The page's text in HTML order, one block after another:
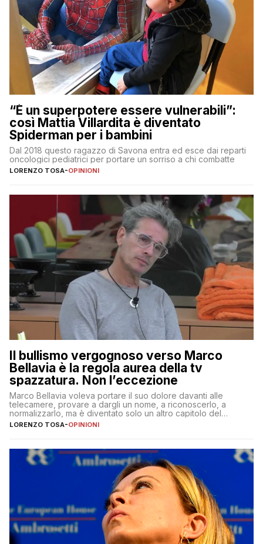
“È un superpotere essere vulnerabili”:
così Mattia Villardita è diventato
Spiderman per i bambini
Dal 2018 questo ragazzo di Savona entra ed esce dai reparti
oncologici pediatrici per portare un sorriso a chi combatte
LORENZO TOSA-OPINIONI
Il bullismo vergognoso verso Marco
Bellavia è la regola aurea della tv
spazzatura. Non l’eccezione
Marco Bellavia voleva portare il suo dolore davanti alle
telecamere, provare a dargli un nome, a riconoscerlo, a
normalizzarlo, ma è diventato solo un altro capitolo del
copione
LORENZO TOSA-OPINIONI